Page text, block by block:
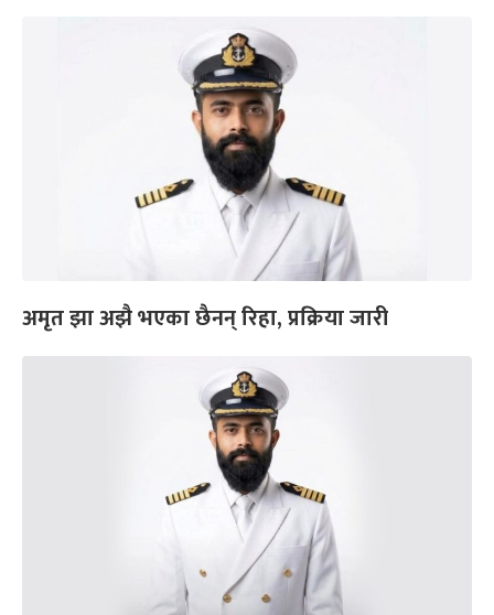
अमृत झा अझै भएका छैनन् रिहा, प्रक्रिया जारी